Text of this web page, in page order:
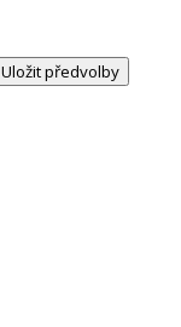
Uložit předvolby